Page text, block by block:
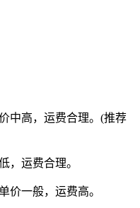
中高，运费合理。(推荐
，运费合理。
价一般，运费高。